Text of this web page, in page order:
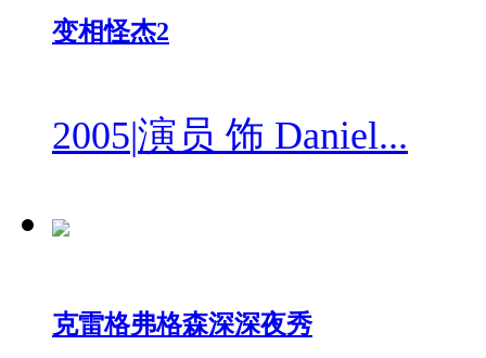
变相怪杰2
2005|演员 饰 Daniel...
克雷格弗格森深深夜秀